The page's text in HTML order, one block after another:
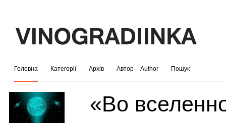
Головна Категорії Архів Автор – Author Пошук
«Во